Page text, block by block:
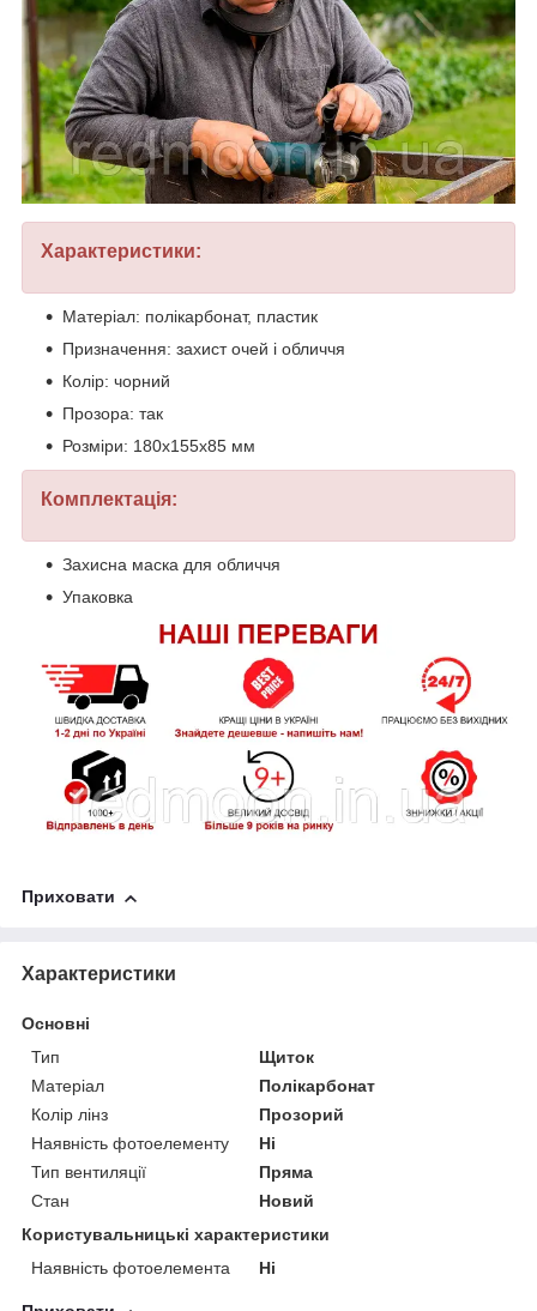
Характеристики:
Матеріал: полікарбонат, пластик
Призначення: захист очей і обличчя
Колір: чорний
Прозора: так
Розміри: 180х155х85 мм
Комплектація:
Захисна маска для обличчя
Упаковка
Приховати
Характеристики
Основні
Тип
Щиток
Матеріал
Полікарбонат
Колір лінз
Прозорий
Наявність фотоелементу
Ні
Тип вентиляції
Пряма
Стан
Новий
Користувальницькі характеристики
Наявність фотоелемента
Ні